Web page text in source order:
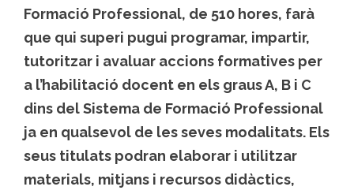
Formació Professional, de 510 hores, farà
que qui superi pugui programar, impartir,
tutoritzar i avaluar accions formatives per
a l’habilitació docent en els graus A, B i C
dins del Sistema de Formació Professional
ja en qualsevol de les seves modalitats. Els
seus titulats podran elaborar i utilitzar
materials, mitjans i recursos didàctics,